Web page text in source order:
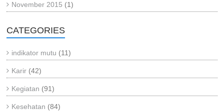
November 2015 (1)
CATEGORIES
indikator mutu (11)
Karir (42)
Kegiatan (91)
Kesehatan (84)